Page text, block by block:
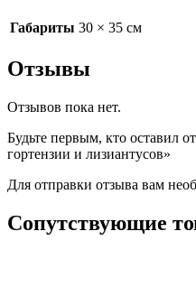
Габариты 30 × 35 см
Отзывы
Отзывов пока нет.
Будьте первым, кто оставил
гортензии и лизиантусов»
Для отправки отзыва вам
Сопутствующие